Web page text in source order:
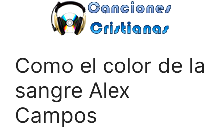
Como el color de la
sangre Alex
Campos